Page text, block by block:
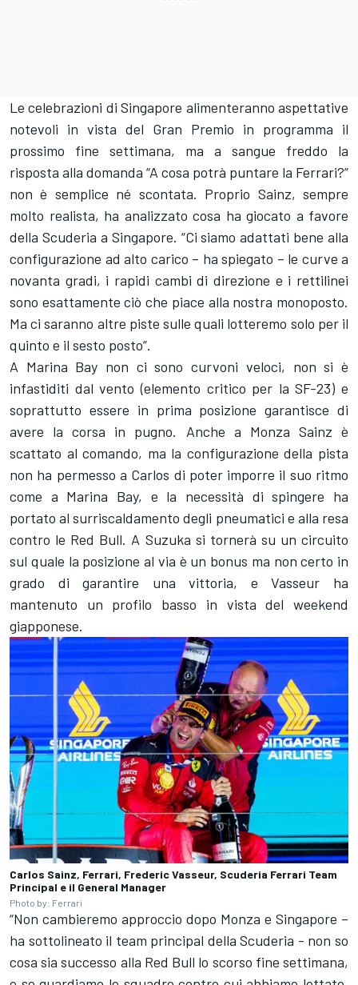
Le celebrazioni di Singapore alimenteranno aspettative
notevoli in vista del Gran Premio in programma il
prossimo fine settimana, ma a sangue freddo la
risposta alla domanda “A cosa potrà puntare la Ferrari?”
non è semplice né scontata. Proprio Sainz, sempre
molto realista, ha analizzato cosa ha giocato a favore
della Scuderia a Singapore. “Ci siamo adattati bene alla
configurazione ad alto carico – ha spiegato – le curve a
novanta gradi, i rapidi cambi di direzione e i rettilinei
sono esattamente ciò che piace alla nostra monoposto.
Ma ci saranno altre piste sulle quali lotteremo solo per il
quinto e il sesto posto”.
A Marina Bay non ci sono curvoni veloci, non si è
infastiditi dal vento (elemento critico per la SF-23) e
soprattutto essere in prima posizione garantisce di
avere la corsa in pugno. Anche a Monza Sainz è
scattato al comando, ma la configurazione della pista
non ha permesso a Carlos di poter imporre il suo ritmo
come a Marina Bay, e la necessità di spingere ha
portato al surriscaldamento degli pneumatici e alla resa
contro le Red Bull. A Suzuka si tornerà su un circuito
sul quale la posizione al via è un bonus ma non certo in
grado di garantire una vittoria, e Vasseur ha
mantenuto un profilo basso in vista del weekend
giapponese.
Carlos Sainz, Ferrari, Frederic Vasseur, Scuderia Ferrari Team
Principal e il General Manager
Photo by: Ferrari
“Non cambieremo approccio dopo Monza e Singapore –
ha sottolineato il team principal della Scuderia - non so
cosa sia successo alla Red Bull lo scorso fine settimana,